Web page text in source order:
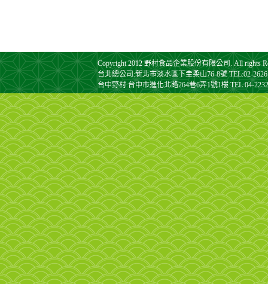
Copyright 2012 野村食品企業股份有限公司. All rights
台北總公司:新北市淡水區下圭柔山76-8號 TEL:02-
台中野村:台中市進化北路264巷6弄1號1樓 TEL:04-